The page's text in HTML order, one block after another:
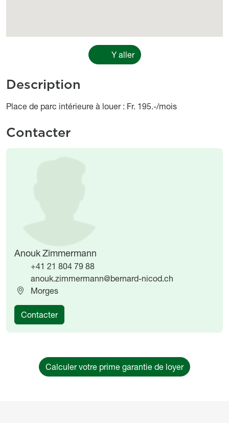
Y aller
Description
Object description
Place de parc intérieure à louer : Fr. 195.-/mois
Contacter
Anouk Zimmermann
+41 21 804 79 88
anouk.zimmermann@bernard-nicod.ch
Morges
Contacter
Calculer votre prime garantie de loyer